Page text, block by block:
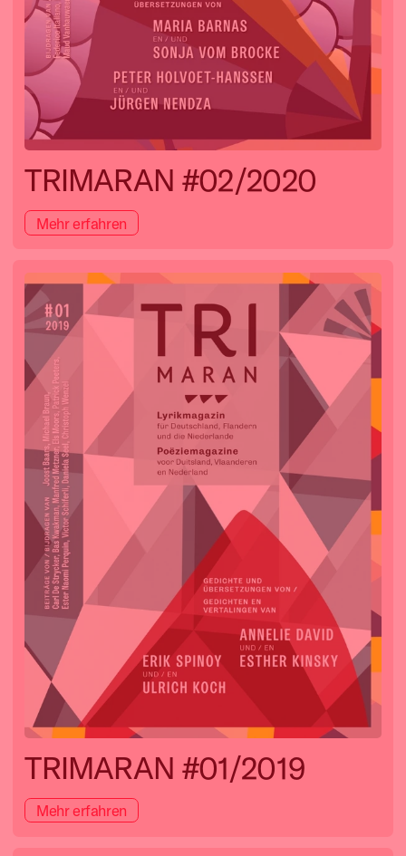
TRIMARAN #02/2020
Mehr erfahren
TRIMARAN #01/2019
Mehr erfahren